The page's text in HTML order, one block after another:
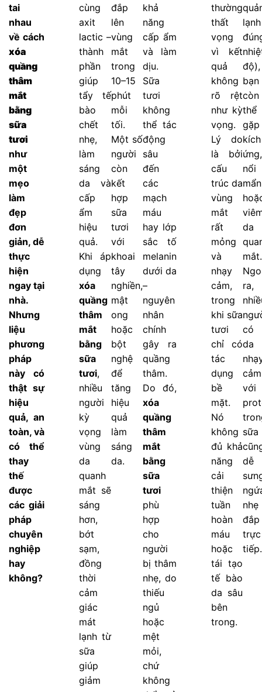
tai
nhau
về cách
xóa
quầng
thâm
mắt
bằng
sữa
tươi
như
một
mẹo
làm
đẹp
đơn
giản, dễ
thực
hiện
ngay tại
nhà.
Nhưng
liệu
phương
pháp
này có
thật sự
hiệu
quả, an
toàn, và
có thể
thay
thế
được
các giải
pháp
chuyên
nghiệp
hay
không?
cùng
axit
lactic –
thành
phần
giúp
tẩy tế
bào
chết
nhẹ,
làm
sáng
da và
cấp
ẩm
hiệu
quả.
Khi áp
dụng
xóa
quầng
thâm
mắt
bằng
sữa
tươi,
nhiều
người
kỳ
vọng
vùng
da
quanh
mắt sẽ
sáng
hơn,
bớt
sạm,
đồng
thời
cảm
giác
mát
lạnh từ
sữa
giúp
giảm
đắp
lên
vùng
mắt
trong
10–15
phút
mỗi
tối.
Một số
người
còn
kết
hợp
sữa
tươi
với
khoai
tây
nghiền,
mật
ong
hoặc
bột
nghệ
để
tăng
hiệu
quả
làm
sáng
da.
khả
năng
cấp ẩm
và làm
dịu.
Sữa
tươi
không
thể tác
động
sâu
đến
các
mạch
máu
hay lớp
sắc tố
melanin
dưới da
–
nguyên
nhân
chính
gây ra
quầng
thâm.
Do đó,
xóa
quầng
thâm
mắt
bằng
sữa
tươi
phù
hợp
cho
người
bị thâm
nhẹ, do
thiếu
ngủ
hoặc
mệt
mỏi,
chứ
không
thường
thất
vọng
vì kết
quả
không
rõ rệt
như kỳ
vọng.
Lý do
là bởi
cấu
trúc da
vùng
mắt
rất
mỏng
và
nhạy
cảm,
trong
khi sữa
tươi
chỉ có
tác
dụng
bề
mặt.
Nó
không
đủ khả
năng
cải
thiện
tuần
hoàn
máu
hoặc
tái tạo
tế bào
da sâu
bên
trong.
lạnh
độ),
bạn
thể
gặp
kích
ứng,
nổi
mẩn
da
mắt.
ra,
có
da
cảm
với
sữa
dễ
nhẹ
đắp
trực
tiếp.